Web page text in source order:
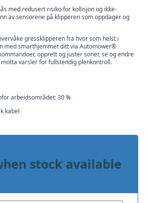
med redusert risiko for kollisjon og ikke-
av sensorene på klipperen som oppdager og
gressklipperen fra hvor som helst i
med smarthjemmet ditt via Automower®
opprett og juster soner, se og endre
varsler for fullstendig plenkontroll.
arbeidsområdet: 30 %
kabel
stock available